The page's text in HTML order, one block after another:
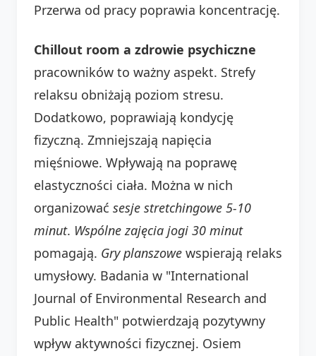
Przerwa od pracy poprawia koncentrację.
Chillout room a zdrowie psychiczne
pracowników to ważny aspekt. Strefy
relaksu obniżają poziom stresu.
Dodatkowo, poprawiają kondycję
fizyczną. Zmniejszają napięcia
mięśniowe. Wpływają na poprawę
elastyczności ciała. Można w nich
organizować sesje stretchingowe 5-10
minut. Wspólne zajęcia jogi 30 minut
pomagają. Gry planszowe wspierają relaks
umysłowy. Badania w "International
Journal of Environmental Research and
Public Health" potwierdzają pozytywny
wpływ aktywności fizycznej. Osiem